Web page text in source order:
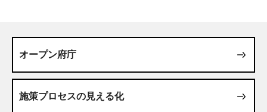
オープン府庁
施策プロセスの見える化